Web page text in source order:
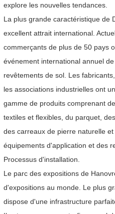
explore les nouvelles tendances.
La plus grande caractéristique de
excellent attrait international.
commerçants de plus de 50 pays
événement international annuel
revêtements de sol. Les
les associations industrielles ont
gamme de produits comprenant
textiles et flexibles, du parquet,
des carreaux de pierre naturelle
équipements d'application et des
Processus d'installation.
Le parc des expositions de
d'expositions au monde. Le plus
dispose d'une infrastructure